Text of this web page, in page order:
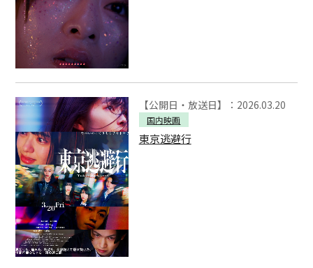
【公開日・放送日】：2026.03.20
国内映画
東京逃避行